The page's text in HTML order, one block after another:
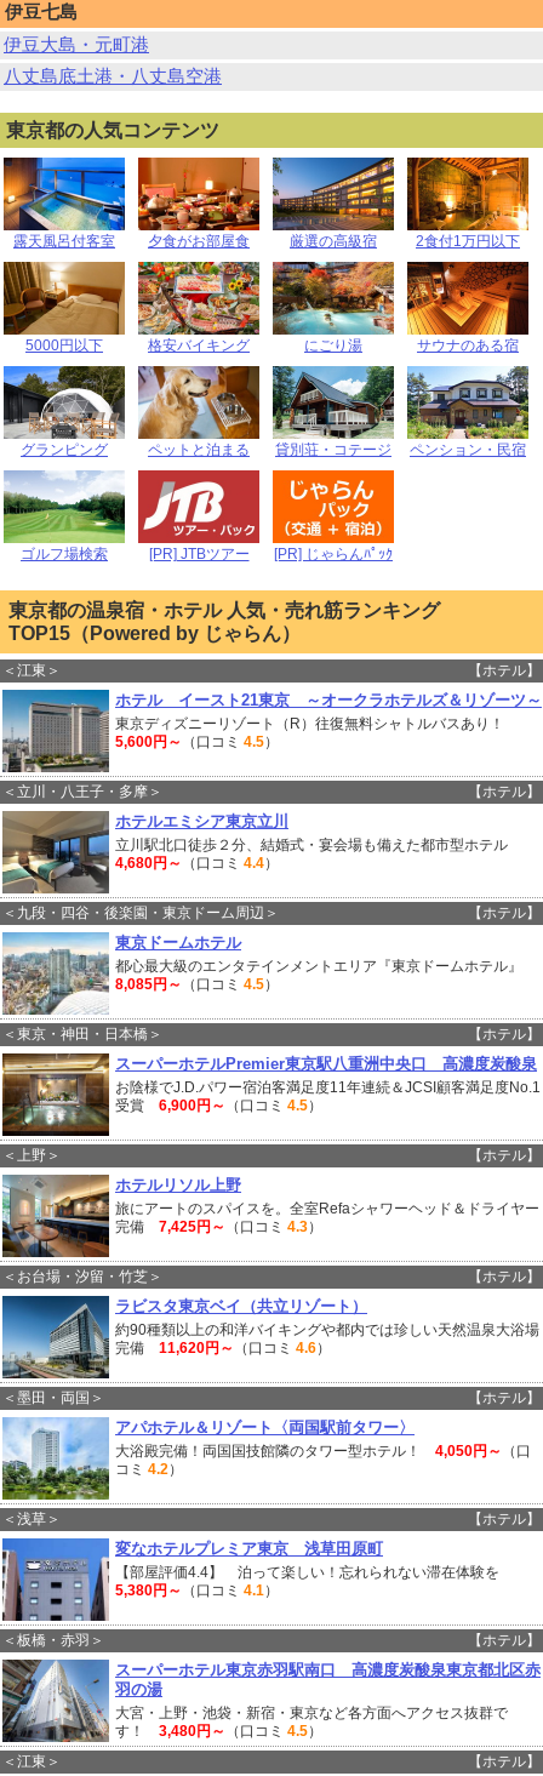
伊豆七島
伊豆大島・元町港
八丈島底土港・八丈島空港
東京都の人気コンテンツ
露天風呂付客室 夕食がお部屋食 厳選の高級宿 2食付1万円以下
5000円以下 格安バイキング にごり湯 サウナのある宿
グランピング ペットと泊まる 貸別荘・コテージ ペンション・民宿
ゴルフ場検索 [PR] JTBツアー [PR] じゃらんﾊﾟｯｸ
東京都の温泉宿・ホテル 人気・売れ筋ランキング
TOP15（Powered by じゃらん）
＜江東＞ 【ホテル】
ホテル イースト21東京 ～オークラホテルズ＆リゾーツ～
東京ディズニーリゾート（R）往復無料シャトルバスあり！
5,600円～
（口コミ 4.5）
＜立川・八王子・多摩＞ 【ホテル】
ホテルエミシア東京立川
立川駅北口徒歩２分、結婚式・宴会場も備えた都市型ホテル
4,680円～
（口コミ 4.4）
＜九段・四谷・後楽園・東京ドーム周辺＞ 【ホテル】
東京ドームホテル
都心最大級のエンタテインメントエリア『東京ドームホテル』
8,085円～
（口コミ 4.5）
＜東京・神田・日本橋＞ 【ホテル】
スーパーホテルPremier東京駅八重洲中央口 高濃度炭酸泉
お陰様でJ.D.パワー宿泊客満足度11年連続＆JCSI顧客満足度No.1
受賞 6,900円～ （口コミ 4.5）
＜上野＞ 【ホテル】
ホテルリソル上野
旅にアートのスパイスを。全室Refaシャワーヘッド＆ドライヤー
完備 7,425円～ （口コミ 4.3）
＜お台場・汐留・竹芝＞ 【ホテル】
ラビスタ東京ベイ（共立リゾート）
約90種類以上の和洋バイキングや都内では珍しい天然温泉大浴場
完備 11,620円～ （口コミ 4.6）
＜墨田・両国＞ 【ホテル】
アパホテル＆リゾート〈両国駅前タワー〉
大浴殿完備！両国国技館隣のタワー型ホテル！ 4,050円～
（口
コミ 4.2 ）
＜浅草＞ 【ホテル】
変なホテルプレミア東京 浅草田原町
【部屋評価4.4】 泊って楽しい！忘れられない滞在体験を
5,380円～
（口コミ 4.1 ）
＜板橋・赤羽＞ 【ホテル】
スーパーホテル東京赤羽駅南口 高濃度炭酸泉東京都北区赤
羽の湯
大宮・上野・池袋・新宿・東京など各方面へアクセス抜群で
す！ 3,480円～ （口コミ 4.5）
＜江東＞
【ホテル】